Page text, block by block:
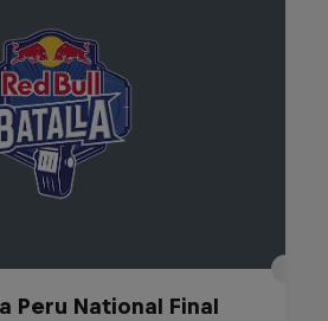
Peru National Final